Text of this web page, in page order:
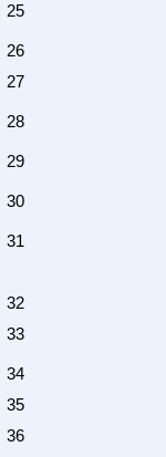
25
26
27
28
29
30
31
32
33
34
35
36